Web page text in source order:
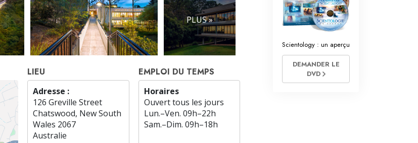
PLUS »
LIEU
Adresse :
126 Greville Street
Chatswood, New South
Wales 2067
Australie
EMPLOI DU TEMPS
Horaires
Ouvert tous les jours
Lun.–Ven. 09h–22h
Sam.–Dim. 09h–18h
Scientology : un aperçu
DEMANDER LE
DVD